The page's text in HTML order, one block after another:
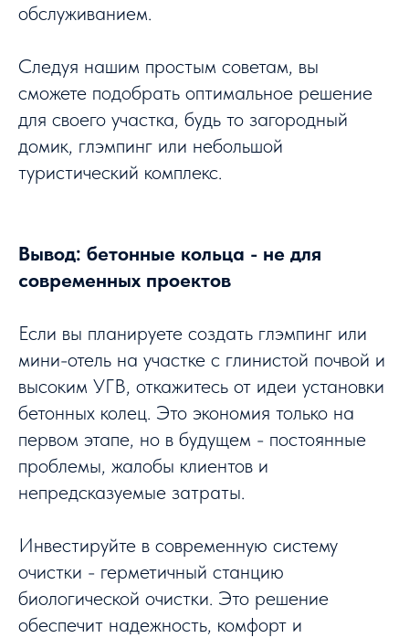
обслуживанием.
Следуя нашим простым советам, вы
сможете подобрать оптимальное решение
для своего участка, будь то загородный
домик, глэмпинг или небольшой
туристический комплекс.
Вывод: бетонные кольца - не для
современных проектов
Если вы планируете создать глэмпинг или
мини-отель на участке с глинистой почвой и
высоким УГВ, откажитесь от идеи установки
бетонных колец. Это экономия только на
первом этапе, но в будущем - постоянные
проблемы, жалобы клиентов и
непредсказуемые затраты.
Инвестируйте в современную систему
очистки - герметичный станцию
биологической очистки. Это решение
обеспечит надежность, комфорт и